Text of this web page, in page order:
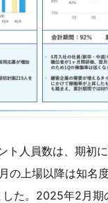
ト人員数は、期初
の上場以降は知名
た。2025年2月